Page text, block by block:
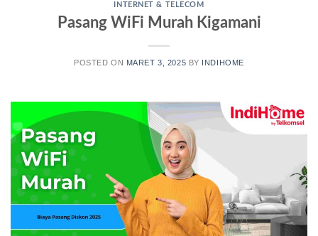
INTERNET & TELECOM
Pasang WiFi Murah Kigamani
POSTED ON MARET 3, 2025 BY INDIHOME